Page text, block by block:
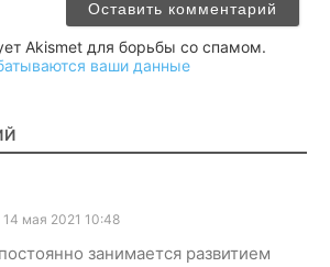
Akismet для борьбы со спамом.
ваши данные
14 мая 2021 10:48
занимается развитием